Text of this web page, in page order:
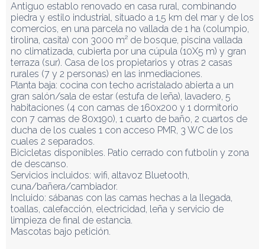
Antiguo establo renovado en casa rural, combinando
piedra y estilo industrial, situado a 1,5 km del mar y de los
comercios, en una parcela no vallada de 1 ha (columpio,
tirolina, casita) con 3000 m² de bosque, piscina vallada
no climatizada, cubierta por una cúpula (10X5 m) y gran
terraza (sur). Casa de los propietarios y otras 2 casas
rurales (7 y 2 personas) en las inmediaciones.
Planta baja: cocina con techo acristalado abierta a un
gran salón/sala de estar (estufa de leña), lavadero, 5
habitaciones (4 con camas de 160x200 y 1 dormitorio
con 7 camas de 80x190), 1 cuarto de baño, 2 cuartos de
ducha de los cuales 1 con acceso PMR, 3 WC de los
cuales 2 separados.
Bicicletas disponibles. Patio cerrado con futbolín y zona
de descanso.
Servicios incluidos: wifi, altavoz Bluetooth,
cuna/bañera/cambiador.
Incluido: sábanas con las camas hechas a la llegada,
toallas, calefacción, electricidad, leña y servicio de
limpieza de final de estancia.
Mascotas bajo petición.